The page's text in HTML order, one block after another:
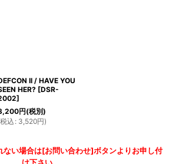
II / HAVE YOU
HER? [DSR-
]
円(税別)
税込 : 3,520円)
ない場合は[お問い合わせ]ボタンよりお申し付